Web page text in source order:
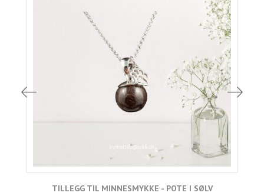
TILLEGG TIL MINNESMYKKE - POTE I SØLV